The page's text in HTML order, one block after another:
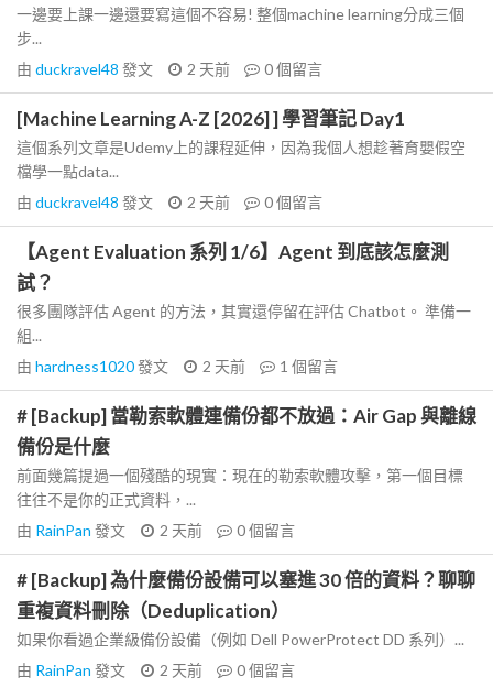
一邊要上課一邊還要寫這個不容易! 整個machine learning分成三個
步...
由 duckravel48 發文 2 天前 0個留言
[Machine Learning A-Z [2026] ] 學習筆記 Day1
這個系列文章是Udemy上的課程延伸，因為我個人想趁著育嬰假空
檔學一點data...
由 duckravel48 發文 2 天前 0個留言
【Agent Evaluation 系列 1/6】Agent 到底該怎麼測
試？
很多團隊評估 Agent 的方法，其實還停留在評估 Chatbot。 準備一
組...
由 hardness1020發文 2 天前 1 個留言
# [Backup] 當勒索軟體連備份都不放過：Air Gap 與離線
備份是什麼
前面幾篇提過一個殘酷的現實：現在的勒索軟體攻擊，第一個目標
往往不是你的正式資料，...
由 RainPan 發文 2 天前 0個留言
# [Backup] 為什麼備份設備可以塞進 30 倍的資料？聊聊
重複資料刪除（Deduplication）
如果你看過企業級備份設備（例如 Dell PowerProtect DD 系列）...
由 RainPan 發文 2 天前 0個留言